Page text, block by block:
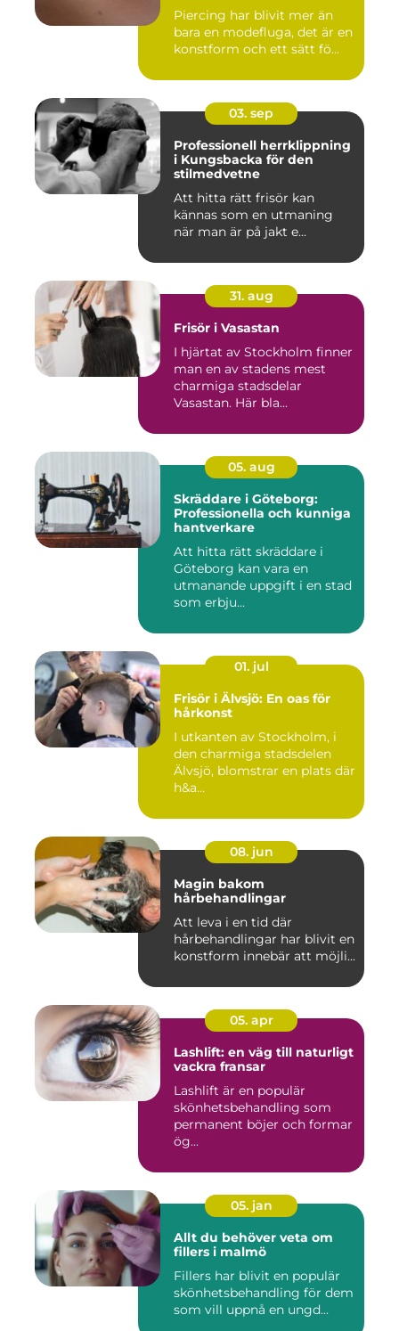
Piercing har blivit mer än
bara en modefluga, det är en
konstform och ett sätt fö...
03. sep
Professionell herrklippning
i Kungsbacka för den
stilmedvetne
Att hitta rätt frisör kan
kännas som en utmaning
när man är på jakt e...
31. aug
Frisör i Vasastan
I hjärtat av Stockholm finner
man en av stadens mest
charmiga stadsdelar
Vasastan. Här bla...
05. aug
Skräddare i Göteborg:
Professionella och kunniga
hantverkare
Att hitta rätt skräddare i
Göteborg kan vara en
utmanande uppgift i en stad
som erbju...
01. jul
Frisör i Älvsjö: En oas för
hårkonst
I utkanten av Stockholm, i
den charmiga stadsdelen
Älvsjö, blomstrar en plats där
h&a...
08. jun
Magin bakom
hårbehandlingar
Att leva i en tid där
hårbehandlingar har blivit en
konstform innebär att möjli...
05. apr
Lashlift: en väg till naturligt
vackra fransar
Lashlift är en populär
skönhetsbehandling som
permanent böjer och formar
ög...
05. jan
Allt du behöver veta om
fillers i malmö
Fillers har blivit en populär
skönhetsbehandling för dem
som vill uppnå en ungd...